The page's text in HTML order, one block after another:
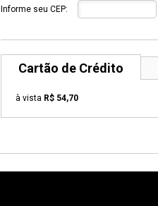
Informe seu CEP:
Cartão de Crédito
à vista R$ 54,70